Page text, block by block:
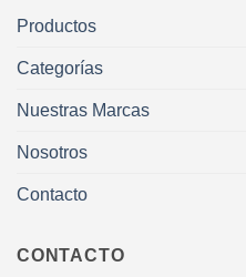
Productos
Categorías
Nuestras Marcas
Nosotros
Contacto
CONTACTO